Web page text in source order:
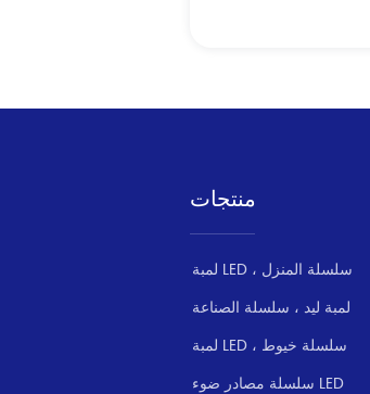
منتجات
لمبة LED ، سلسلة المنزل
لمبة ليد ، سلسلة الصناعة
لمبة LED ، سلسلة خيوط
سلسلة مصادر ضوء LED